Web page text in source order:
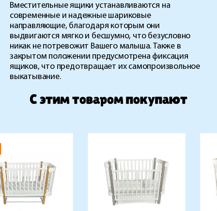
Вместительные ящики устанавливаются на
современные и надежные шариковые
направляющие, благодаря которым они
выдвигаются мягко и бесшумно, что безусловно
никак не потревожит Вашего малыша. Также в
закрытом положении предусмотрена фиксация
ящиков, что предотвращает их самопроизвольное
выкатывание.
C этим товаром покупают